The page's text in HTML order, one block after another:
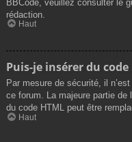
BBCode, veuillez consulter le
rédaction.
Haut
Puis-je insérer du code
Par mesure de sécurité, il
ce forum. La majeure partie de
du code HTML peut être
Haut